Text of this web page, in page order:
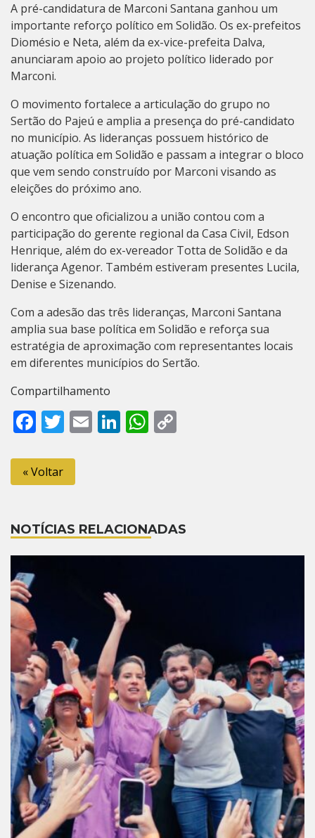
A pré-candidatura de Marconi Santana ganhou um
importante reforço político em Solidão. Os ex-prefeitos
Diomésio e Neta, além da ex-vice-prefeita Dalva,
anunciaram apoio ao projeto político liderado por
Marconi.
O movimento fortalece a articulação do grupo no
Sertão do Pajeú e amplia a presença do pré-candidato
no município. As lideranças possuem histórico de
atuação política em Solidão e passam a integrar o bloco
que vem sendo construído por Marconi visando as
eleições do próximo ano.
O encontro que oficializou a união contou com a
participação do gerente regional da Casa Civil, Edson
Henrique, além do ex-vereador Totta de Solidão e da
liderança Agenor. Também estiveram presentes Lucila,
Denise e Sizenando.
Com a adesão das três lideranças, Marconi Santana
amplia sua base política em Solidão e reforça sua
estratégia de aproximação com representantes locais
em diferentes municípios do Sertão.
Compartilhamento
Facebook
Twitter
EmailLinkedIn
WhatsApp
« Voltar
NOTÍCIAS RELACIONADAS